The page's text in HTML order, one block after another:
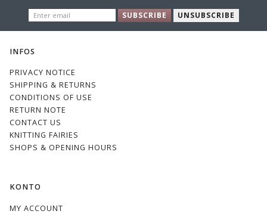
EMAIL
SUBSCRIBE UNSUBSCRIBE
INFOS
PRIVACY NOTICE
SHIPPING & RETURNS
CONDITIONS OF USE
RETURN NOTE
CONTACT US
KNITTING FAIRIES
SHOPS & OPENING HOURS
KONTO
MY ACCOUNT